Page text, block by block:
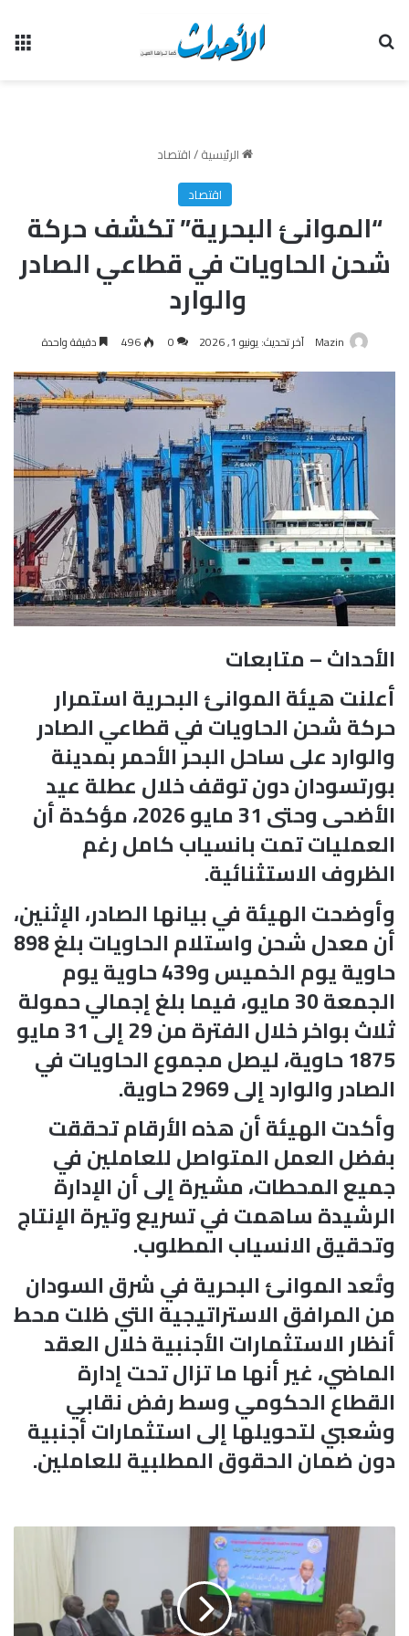
الرئيسية/اقتصاد
اقتصاد
“الموانئ البحرية” تكشف حركة
شحن الحاويات في قطاعي الصادر
والوارد
Mazin آخر تحديث: يونيو 1, 2026 0
496 دقيقة واحدة
الأحداث – متابعات
أعلنت هيئة الموانئ البحرية استمرار
حركة شحن الحاويات في قطاعي الصادر
والوارد على ساحل البحر الأحمر بمدينة
بورتسودان دون توقف خلال عطلة عيد
الأضحى وحتى 31 مايو 2026، مؤكدة أن
العمليات تمت بانسياب كامل رغم
الظروف الاستثنائية.
وأوضحت الهيئة في بيانها الصادر، الإثنين،
أن معدل شحن واستلام الحاويات بلغ 898
حاوية يوم الخميس و439 حاوية يوم
الجمعة 30 مايو، فيما بلغ إجمالي حمولة
ثلاث بواخر خلال الفترة من 29 إلى 31 مايو
1875 حاوية، ليصل مجموع الحاويات في
الصادر والوارد إلى 2969 حاوية.
وأكدت الهيئة أن هذه الأرقام تحققت
بفضل العمل المتواصل للعاملين في
جميع المحطات، مشيرة إلى أن الإدارة
الرشيدة ساهمت في تسريع وتيرة الإنتاج
وتحقيق الانسياب المطلوب.
وتُعد الموانئ البحرية في شرق السودان
من المرافق الاستراتيجية التي ظلت محط
أنظار الاستثمارات الأجنبية خلال العقد
الماضي، غير أنها ما تزال تحت إدارة
القطاع الحكومي وسط رفض نقابي
وشعبي لتحويلها إلى استثمارات أجنبية
دون ضمان الحقوق المطلبية للعاملين.